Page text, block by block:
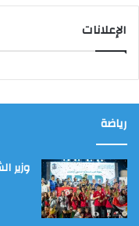
الإعلانات
رياضة
وزير